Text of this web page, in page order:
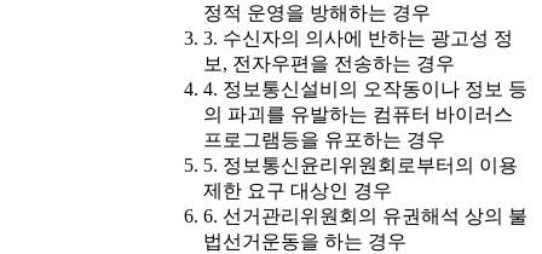
정적 운영을 방해하는 경우
3. 수신자의 의사에 반하는 광고성 정
보, 전자우편을 전송하는 경우
4. 정보통신설비의 오작동이나 정보 등
의 파괴를 유발하는 컴퓨터 바이러스
프로그램등을 유포하는 경우
5. 정보통신윤리위원회로부터의 이용
제한 요구 대상인 경우
6. 선거관리위원회의 유권해석 상의 불
법선거운동을 하는 경우